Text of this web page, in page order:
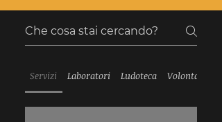
Servizi Laboratori Ludoteca Volontari